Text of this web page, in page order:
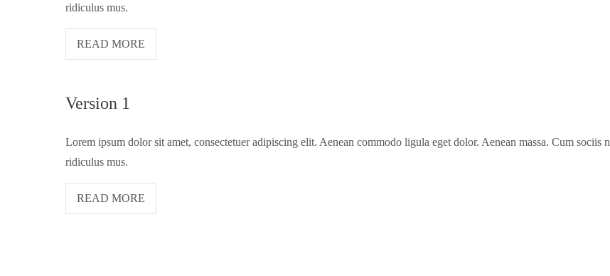
ridiculus mus.
READ MORE
Version 1
Lorem ipsum dolor sit amet, consectetuer adipiscing elit. Aenean commodo ligula eget dolor. Aenean massa. Cum sociis
ridiculus mus.
READ MORE